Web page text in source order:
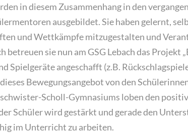
in diesem Zusammenhang in den
ausgebildet. Sie haben gelernt,
und Wettkämpfe mitzugestalten und
sie nun am GSG Lebach das Projekt
Spielgeräte angeschafft (z.B.
Bewegungsangebot von den
Scholl-Gymnasiums loben den
Schüler wird gestärkt und gerade den
im Unterricht zu arbeiten.